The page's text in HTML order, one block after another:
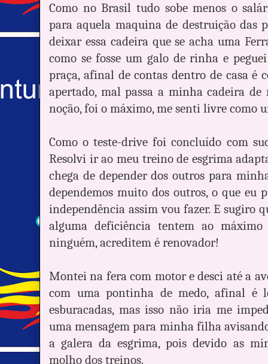
Como no Brasil tudo sobe menos o
para aquela maquina de destruição das
deixar essa cadeira que se acha uma
como se fosse um galo de rinha e
praça, afinal de contas dentro de casa é
apertado, mal passa a minha cadeira de
noção, foi o máximo, me senti livre como
Como o teste-drive foi concluído com
Resolvi ir ao meu treino de esgrima
chega de depender dos outros para
dependemos muito dos outros, o que
independência assim vou fazer. E sugiro
alguma deficiência tentem ao
ninguém, acreditem é renovador!
Montei na fera com motor e desci até a
com uma pontinha de medo, afinal é
esburacadas, mas isso não iria me
uma mensagem para minha filha
a galera da esgrima, pois devido as
molho dos treinos.